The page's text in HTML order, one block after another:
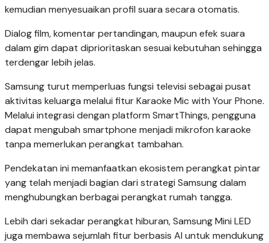
kemudian menyesuaikan profil suara secara otomatis.
Dialog film, komentar pertandingan, maupun efek suara
dalam gim dapat diprioritaskan sesuai kebutuhan sehingga
terdengar lebih jelas.
Samsung turut memperluas fungsi televisi sebagai pusat
aktivitas keluarga melalui fitur Karaoke Mic with Your Phone.
Melalui integrasi dengan platform SmartThings, pengguna
dapat mengubah smartphone menjadi mikrofon karaoke
tanpa memerlukan perangkat tambahan.
Pendekatan ini memanfaatkan ekosistem perangkat pintar
yang telah menjadi bagian dari strategi Samsung dalam
menghubungkan berbagai perangkat rumah tangga.
Lebih dari sekadar perangkat hiburan, Samsung Mini LED
juga membawa sejumlah fitur berbasis AI untuk mendukung